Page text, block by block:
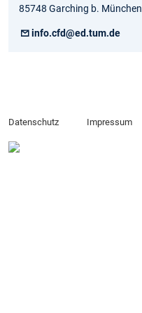
85748 Garching b. München
info.cfd@ed.tum.de
Datenschutz Impressum